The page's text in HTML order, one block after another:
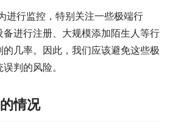
进行监控，特别关注一些极端行
进行注册、大规模添加陌生人等行
几率。因此，我们应该避免这些极
判的风险。
情况